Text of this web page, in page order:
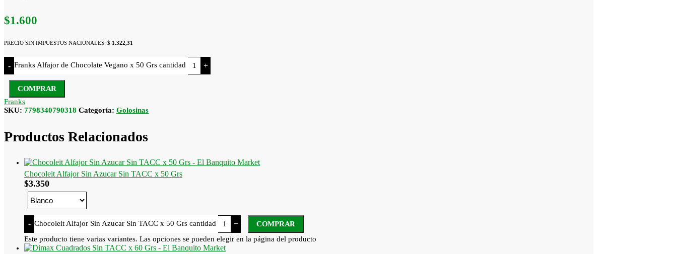
$1.600
PRECIO SIN IMPUESTOS NACIONALES: $ 1.322,31
- Franks Alfajor de Chocolate Vegano x 50 Grs cantidad +
COMPRAR
Franks
SKU: 7798340790318 Categoría: Golosinas
Productos Relacionados
Chocoleit Alfajor Sin Azucar Sin TACC x 50 Grs
$3.350
- Chocoleit Alfajor Sin Azucar Sin TACC x 50 Grs cantidad +
COMPRAR
Este producto tiene varias variantes. Las opciones se pueden elegir en la página del producto